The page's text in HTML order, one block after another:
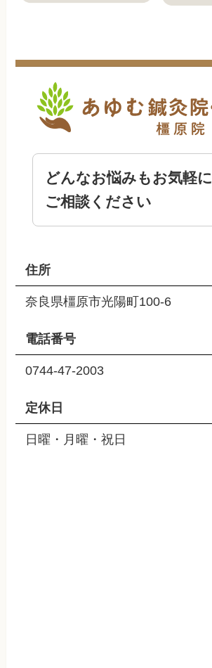
どんなお悩みもお気軽に
ご相談ください
住所
奈良県橿原市光陽町100-6
電話番号
0744-47-2003
定休日
日曜・月曜・祝日